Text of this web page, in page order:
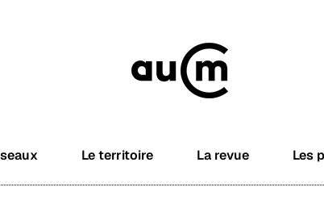
Le territoire La revue Les